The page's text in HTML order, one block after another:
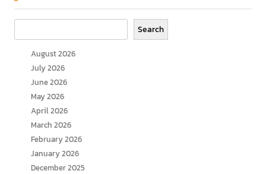
Search
August 2026
July 2026
June 2026
May 2026
April 2026
March 2026
February 2026
January 2026
December 2025